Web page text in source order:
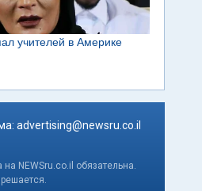
advertising@newsru.co.il
NEWSru.co.il обязательна.